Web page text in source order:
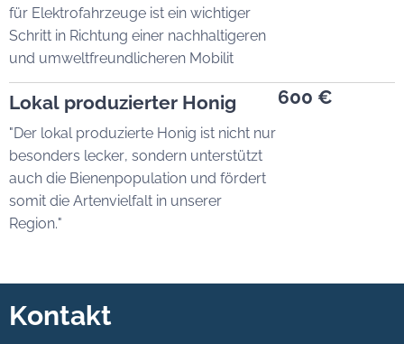
für Elektrofahrzeuge ist ein wichtiger
Schritt in Richtung einer nachhaltigeren
und umweltfreundlicheren Mobilit
Lokal produzierter Honig
"Der lokal produzierte Honig ist nicht nur
besonders lecker, sondern unterstützt
auch die Bienenpopulation und fördert
somit die Artenvielfalt in unserer
Region."
600 €
Kontakt